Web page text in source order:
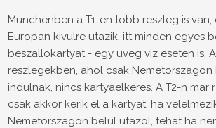
Munchenben a T1-en tobb reszleg is van,
Europan kivulre utazik, itt minden egyes
beszallokartyat - egy uveg viz eseten is.
reszlegekben, ahol csak
indulnak, nincs kartyaelkeres. A T2-n
csak akkor kerik el a kartyat, ha
Nemetorszagon belul utazol, tehat ha